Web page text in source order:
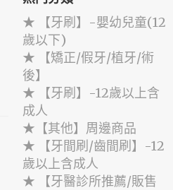
★ 【牙刷】-嬰幼兒童(12
歲以下)
★ 【矯正/假牙/植牙/術
後】
★ 【牙刷】-12歲以上含
成人
★【其他】周邊商品
★ 【牙間刷/齒間刷】-12
歲以上含成人
★ 【牙醫診所推薦/販售